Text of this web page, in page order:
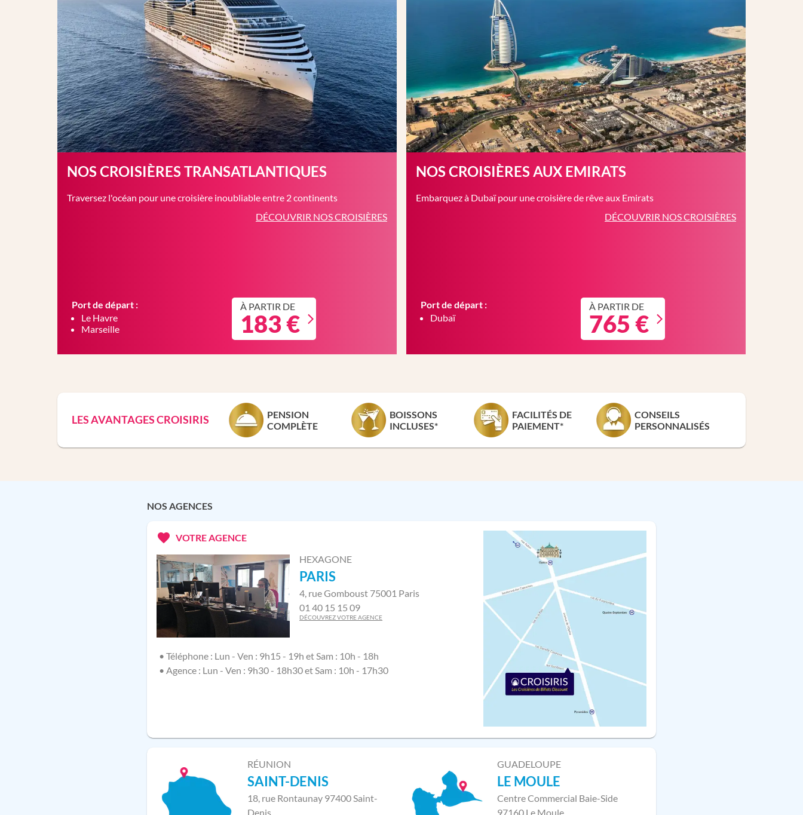
NOS CROISIÈRES TRANSATLANTIQUES
Traversez l'océan pour une croisière inoubliable entre 2 continents
DÉCOUVRIR NOS CROISIÈRES
Port de départ :
Le Havre
Marseille
À PARTIR DE
183 €
NOS CROISIÈRES AUX EMIRATS
Embarquez à Dubaï pour une croisière de rêve aux Emirats
DÉCOUVRIR NOS CROISIÈRES
Port de départ :
Dubaï
À PARTIR DE
765 €
LES AVANTAGES CROISIRIS
PENSION
COMPLÈTE
BOISSONS
INCLUSES*
FACILITÉS DE
PAIEMENT*
CONSEILS
PERSONNALISÉS
NOS AGENCES
VOTRE AGENCE
HEXAGONE
PARIS
4, rue Gomboust 75001 Paris
01 40 15 15 09
DÉCOUVREZ VOTRE AGENCE
• Téléphone : Lun - Ven : 9h15 - 19h et Sam : 10h - 18h
• Agence : Lun - Ven : 9h30 - 18h30 et Sam : 10h - 17h30
RÉUNION
SAINT-DENIS
18, rue Rontaunay 97400 Saint-
Denis
GUADELOUPE
LE MOULE
Centre Commercial Baie-Side
97160 Le Moule